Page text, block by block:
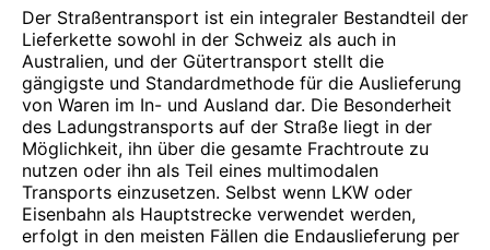
Der Straßentransport ist ein integraler Bestandteil der
Lieferkette sowohl in der Schweiz als auch in
Australien, und der Gütertransport stellt die
gängigste und Standardmethode für die Auslieferung
von Waren im In- und Ausland dar. Die Besonderheit
des Ladungstransports auf der Straße liegt in der
Möglichkeit, ihn über die gesamte Frachtroute zu
nutzen oder ihn als Teil eines multimodalen
Transports einzusetzen. Selbst wenn LKW oder
Eisenbahn als Hauptstrecke verwendet werden,
erfolgt in den meisten Fällen die Endauslieferung per